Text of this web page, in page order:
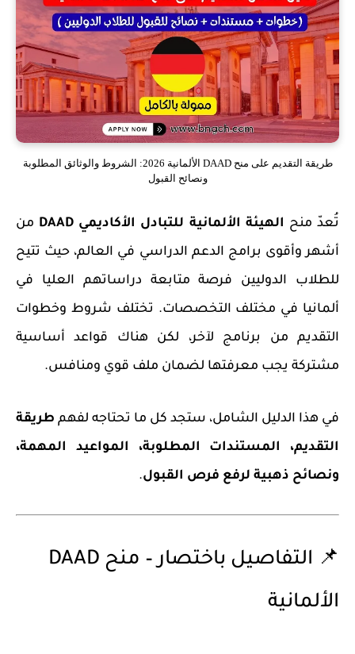
طريقة التقديم على منح DAAD الألمانية 2026: الشروط والوثائق المطلوبة
ونصائح القبول
تُعدّ منح الهيئة الألمانية للتبادل الأكاديمي DAAD
من
أشهر وأقوى برامج الدعم الدراسي في العالم، حيث تتيح
للطلاب الدوليين فرصة متابعة دراساتهم العليا في
ألمانيا في مختلف التخصصات. تختلف شروط وخطوات
التقديم من برنامج لآخر، لكن هناك قواعد أساسية
مشتركة يجب معرفتها لضمان ملف قوي ومنافس.
في هذا الدليل الشامل، ستجد كل ما تحتاجه لفهم طريقة
التقديم، المستندات المطلوبة، المواعيد المهمة،
ونصائح ذهبية لرفع فرص القبول.
📌 التفاصيل باختصار – منح DAAD
الألمانية